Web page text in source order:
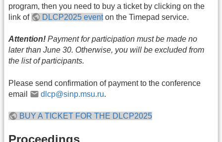
program, then you need to buy a ticket by clicking on the
link of
DLCP2025 eventon the Timepad service.
Attention! Payment for participation must be made no
later than June 30. Otherwise, you will be excluded from
the list of participants.
Please send confirmation of payment to the conference
email
dlcp@sinp.msu.ru.
BUY A TICKET FOR THE DLCP2025